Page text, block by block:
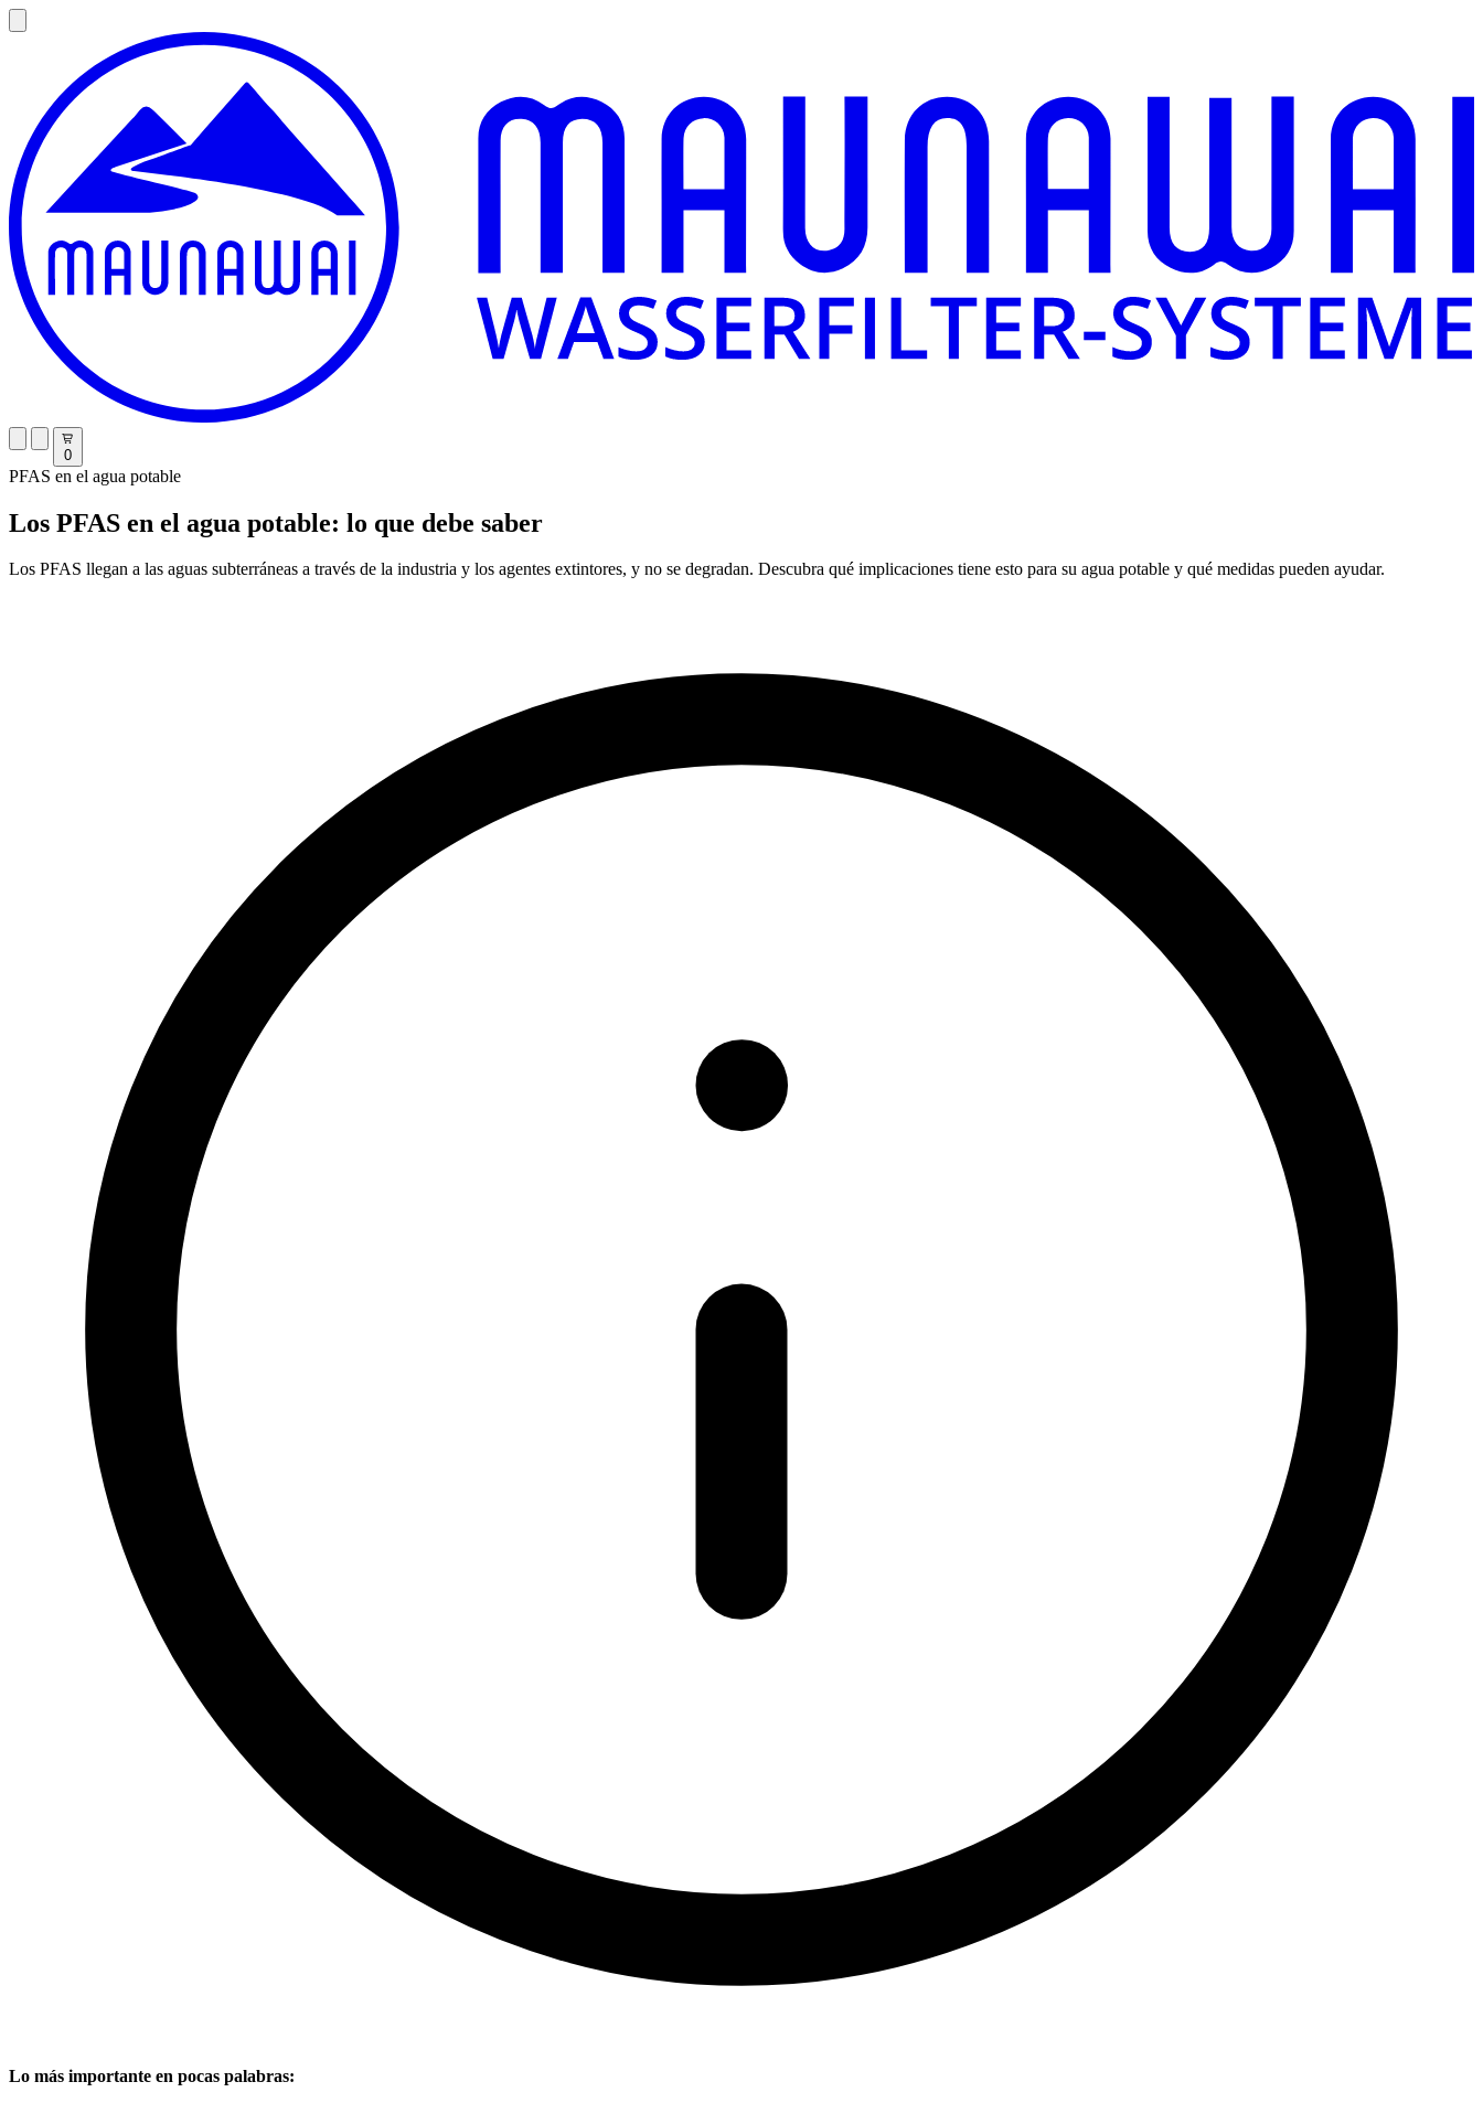
0
PFAS en el agua potable
Los PFAS en el agua potable: lo que debe saber
Los PFAS llegan a las aguas subterráneas a través de la industria y los agentes extintores, y no se degradan. Descubra qué implicaciones tiene esto para su agua potable y qué medidas pueden ayudar.
Lo más importante en pocas palabras: